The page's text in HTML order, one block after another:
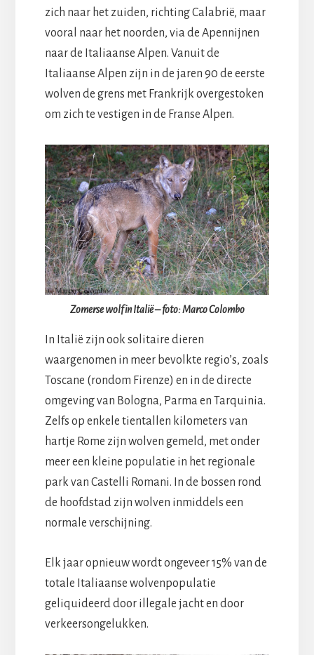
zich naar het zuiden, richting Calabrië, maar
vooral naar het noorden, via de Apennijnen
naar de Italiaanse Alpen. Vanuit de
Italiaanse Alpen zijn in de jaren 90 de eerste
wolven de grens met Frankrijk overgestoken
om zich te vestigen in de Franse Alpen.
Zomerse wolf in Italië – foto: Marco Colombo
In Italië zijn ook solitaire dieren
waargenomen in meer bevolkte regio’s, zoals
Toscane (rondom Firenze) en in de directe
omgeving van Bologna, Parma en Tarquinia.
Zelfs op enkele tientallen kilometers van
hartje Rome zijn wolven gemeld, met onder
meer een kleine populatie in het regionale
park van Castelli Romani. In de bossen rond
de hoofdstad zijn wolven inmiddels een
normale verschijning.
Elk jaar opnieuw wordt ongeveer 15% van de
totale Italiaanse wolvenpopulatie
geliquideerd door illegale jacht en door
verkeersongelukken.